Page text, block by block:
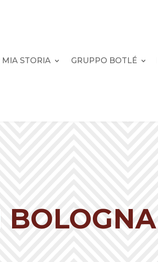
MIA STORIA GRUPPO BOTLÉ
BOLOGNA